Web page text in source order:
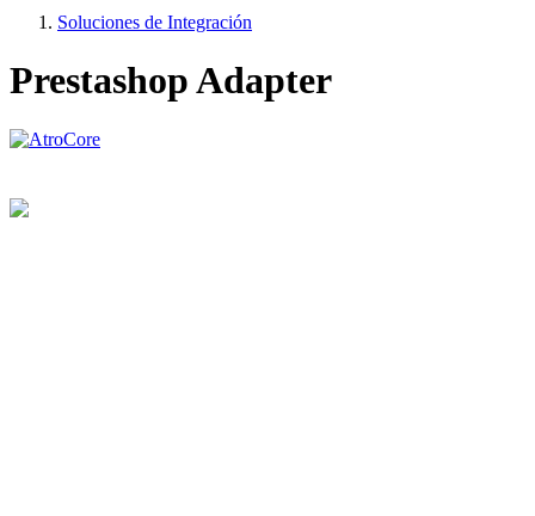
Soluciones de Integración
Prestashop Adapter